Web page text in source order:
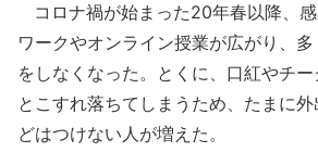
コロナ禍が始まった20年春以降、
ワークやオンライン授業が広がり、
をしなくなった。とくに、口紅やチ
とこすれ落ちてしまうため、たまに
どはつけない人が増えた。